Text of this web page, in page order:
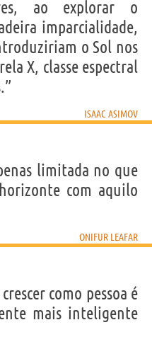
ao explorar o
imparcialidade,
o Sol nos
X, classe espectral
ISAAC ASIMOV
limitada no que
com aquilo
ONIFUR LEAFAR
como pessoa é
mais inteligente